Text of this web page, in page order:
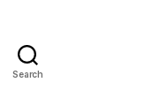
Search